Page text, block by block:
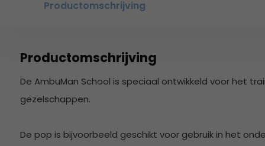
Productomschrijving
Productomschrijving
De AmbuMan School is speciaal ontwikkeld voor het
gezelschappen.
De pop is bijvoorbeeld geschikt voor gebruik in het